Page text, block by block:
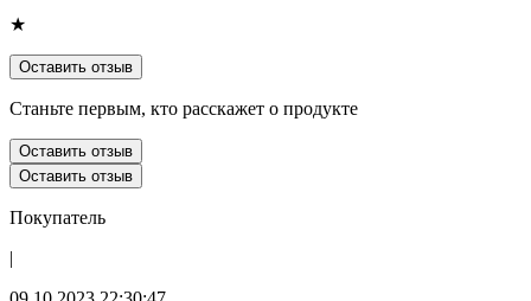
★
Оставить отзыв
Станьте первым, кто расскажет о продукте
Оставить отзыв
Оставить отзыв
Покупатель
|